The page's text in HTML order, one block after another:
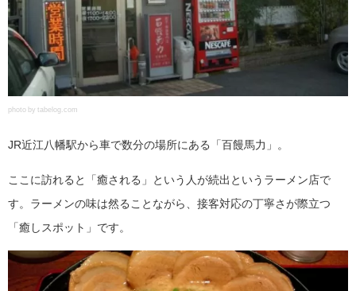
photo by tabelog.com
JR近江八幡駅から車で数分の場所にある「百饅馬力」。
ここに訪れると「癒される」という人が続出というラーメン店で
す。ラーメンの味は然ることながら、接客対応の丁寧さが際立つ
「癒しスポット」です。